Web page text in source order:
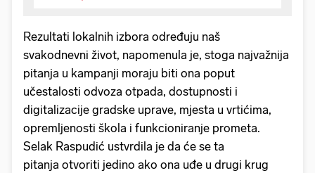
Rezultati lokalnih izbora određuju naš
svakodnevni život, napomenula je, stoga najvažnija
pitanja u kampanji moraju biti ona poput
učestalosti odvoza otpada, dostupnosti i
digitalizacije gradske uprave, mjesta u vrtićima,
opremljenosti škola i funkcioniranje prometa.
Selak Raspudić ustvrdila je da će se ta
pitanja otvoriti jedino ako ona uđe u drugi krug